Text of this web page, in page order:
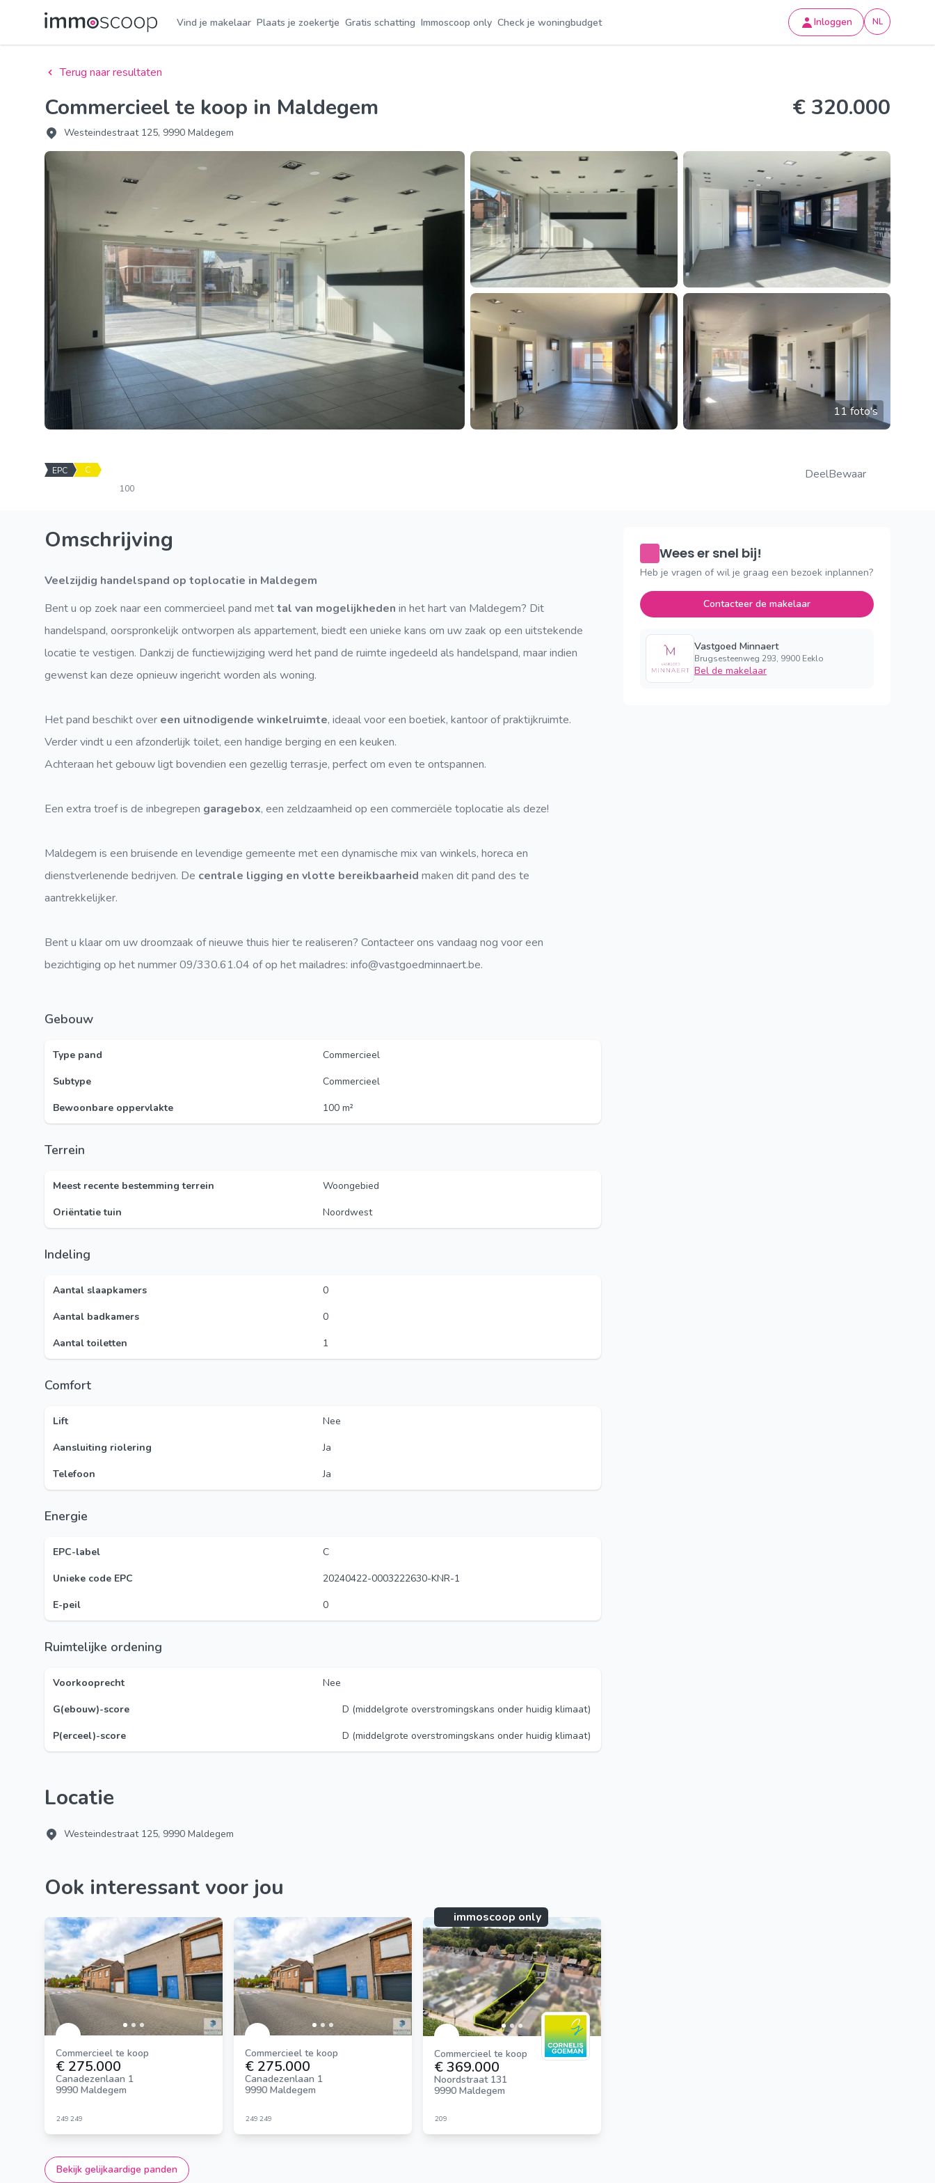
Vind je makelaar Plaats je zoekertje Gratis schatting Immoscoop only Check je woningbudget Inloggen NL
Terug naar resultaten
Commercieel te koop in Maldegem
Westeindestraat 125, 9990 Maldegem
€ 320.000
11 foto's
EPC C
100
DeelBewaar
Omschrijving
Veelzijdig handelspand op toplocatie in Maldegem
Bent u op zoek naar een commercieel pand mettal van mogelijkheden in het hart van Maldegem? Dit
handelspand, oorspronkelijk ontworpen als appartement, biedt een unieke kans om uw zaak op een uitstekende
locatie te vestigen. Dankzij de functiewijziging werd het pand de ruimte ingedeeld als handelspand, maar indien
gewenst kan deze opnieuw ingericht worden als woning.
Het pand beschikt over een uitnodigende winkelruimte, ideaal voor een boetiek, kantoor of praktijkruimte.
Verder vindt u een afzonderlijk toilet, een handige berging en een keuken.
Achteraan het gebouw ligt bovendien een gezellig terrasje, perfect om even te ontspannen.
Een extra troef is de inbegrepen garagebox, een zeldzaamheid op een commerciële toplocatie als deze!
Maldegem is een bruisende en levendige gemeente met een dynamische mix van winkels, horeca en
dienstverlenende bedrijven. De centrale ligging en vlotte bereikbaarheid maken dit pand des te
aantrekkelijker.
Bent u klaar om uw droomzaak of nieuwe thuis hier te realiseren? Contacteer ons vandaag nog voor een
bezichtiging op het nummer 09/330.61.04 of op het mailadres: info@vastgoedminnaert.be.
Gebouw
Type pand
Commercieel
Subtype
Commercieel
Bewoonbare oppervlakte
100 m²
Terrein
Meest recente bestemming terrein
Woongebied
Oriëntatie tuin
Noordwest
Indeling
Aantal slaapkamers
0
Aantal badkamers
0
Aantal toiletten
1
Comfort
Lift
Nee
Aansluiting riolering
Ja
Telefoon
Ja
Energie
EPC-label
C
Unieke code EPC
20240422-0003222630-KNR-1
E-peil
0
Ruimtelijke ordening
Voorkooprecht
Nee
G(ebouw)-score
D (middelgrote overstromingskans onder huidig klimaat)
P(erceel)-score
D (middelgrote overstromingskans onder huidig klimaat)
Locatie
Westeindestraat 125, 9990 Maldegem
Ook interessant voor jou
Commercieel te koop
€ 275.000
Canadezenlaan 1
9990 Maldegem
249 249
Commercieel te koop
€ 275.000
Canadezenlaan 1
9990 Maldegem
249 249
immoscoop only
immoscoop only:
Commercieel te koop
€ 369.000
Noordstraat 131
9990 Maldegem
209
Bekijk gelijkaardige panden
Wees er snel bij!
Heb je vragen of wil je graag een bezoek inplannen?
Contacteer de makelaar
Vastgoed Minnaert
Brugsesteenweg 293, 9900 Eeklo
Bel de makelaar